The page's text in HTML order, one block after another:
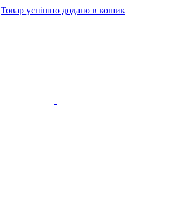
Товар успішно додано в кошик